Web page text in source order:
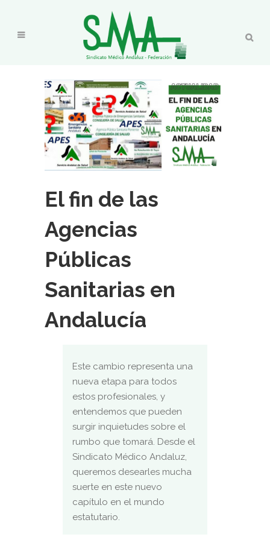
El fin de las
Agencias
Públicas
Sanitarias en
Andalucía
Este cambio representa una
nueva etapa para todos
estos profesionales, y
entendemos que pueden
surgir inquietudes sobre el
rumbo que tomará. Desde el
Sindicato Médico Andaluz,
queremos desearles mucha
suerte en este nuevo
capítulo en el mundo
estatutario.